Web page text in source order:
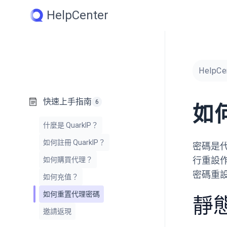
HelpCenter
快速上手指南 6
什麼是 QuarkIP？
如何註冊 QuarkIP？
如何購買代理？
如何充值？
如何重置代理密碼
邀請返現
如
密碼是
行重設
密碼重
靜